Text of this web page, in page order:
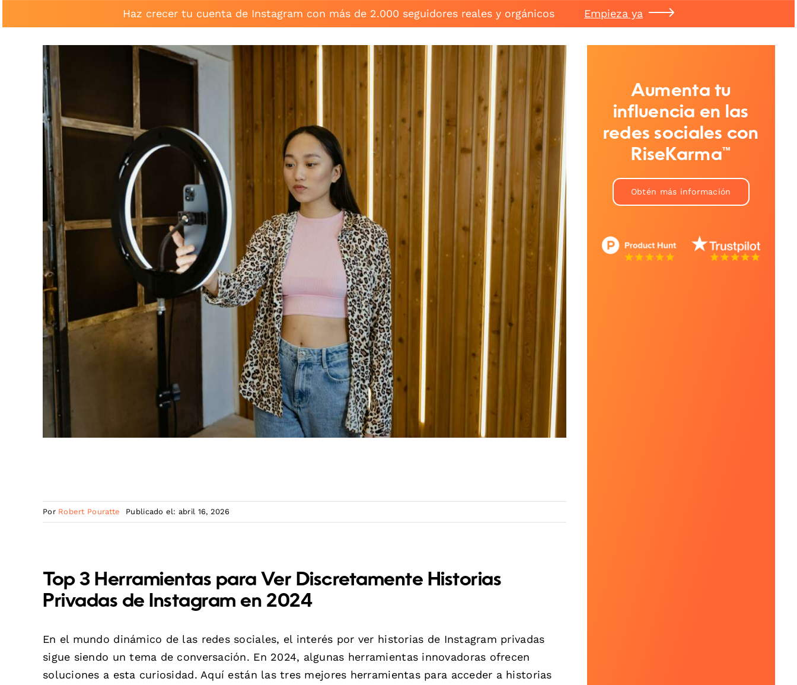
Haz crecer tu cuenta de Instagram con más de 2.000 seguidores reales y orgánicos Empieza ya
Por Robert Pouratte Publicado el: abril 16, 2026
Top 3 Herramientas para Ver Discretamente Historias
Privadas de Instagram en 2024
En el mundo dinámico de las redes sociales, el interés por ver historias de Instagram privadas
sigue siendo un tema de conversación. En 2024, algunas herramientas innovadoras ofrecen
soluciones a esta curiosidad. Aquí están las tres mejores herramientas para acceder a historias
Aumenta tu
influencia en las
redes sociales con
RiseKarma™
Obtén más información